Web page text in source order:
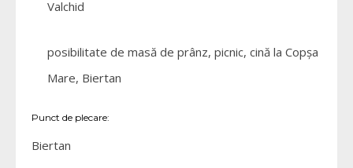
Valchid
posibilitate de masă de prânz, picnic, cină la Copșa
Mare, Biertan
Punct de plecare:
Biertan